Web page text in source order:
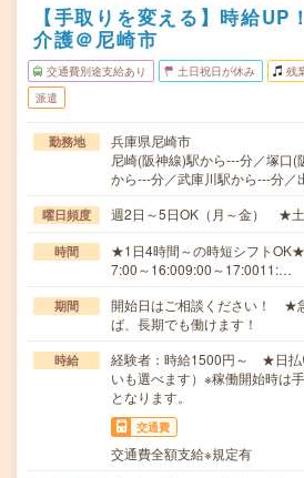
【手取りを変える】時給UP
介護＠尼崎市
交通費別途支給あり 土日祝日が休み 残
派遣
勤務地
兵庫県尼崎市
尼崎(阪神線)駅から---分／塚口
から---分／武庫川駅から---分／
曜日頻度 週2日～5日OK（月～金） ★
時間
★1日4時間～の時短シフトOK★
7:00～16:009:00～17:0011:…
期間
開始日はご相談ください！
ば、長期でも働けます！
時給
経験者：時給1500円～ ★日払
いも選べます）※稼働開始時は
となります。
交通費
交通費全額支給※規定有